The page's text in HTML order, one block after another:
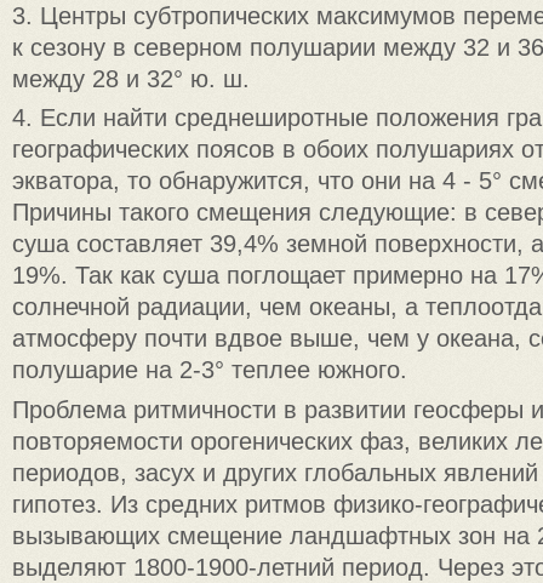
3. Центры субтропических максимумов
к сезону в северном полушарии между 32 и
между 28 и 32° ю. ш.
4. Если найти среднеширотные положения
географических поясов в обоих полушариях
экватора, то обнаружится, что они на 4 - 5°
Причины такого смещения следующие: в
суша составляет 39,4% земной поверхности,
19%. Так как суша поглощает примерно на
солнечной радиации, чем океаны, а
атмосферу почти вдвое выше, чем у океана,
полушарие на 2-3° теплее южного.
Проблема ритмичности в развитии геосферы
повторяемости орогенических фаз, великих
периодов, засух и других глобальных
гипотез. Из средних ритмов физико-
вызывающих смещение ландшафтных зон на
выделяют 1800-1900-летний период. Через